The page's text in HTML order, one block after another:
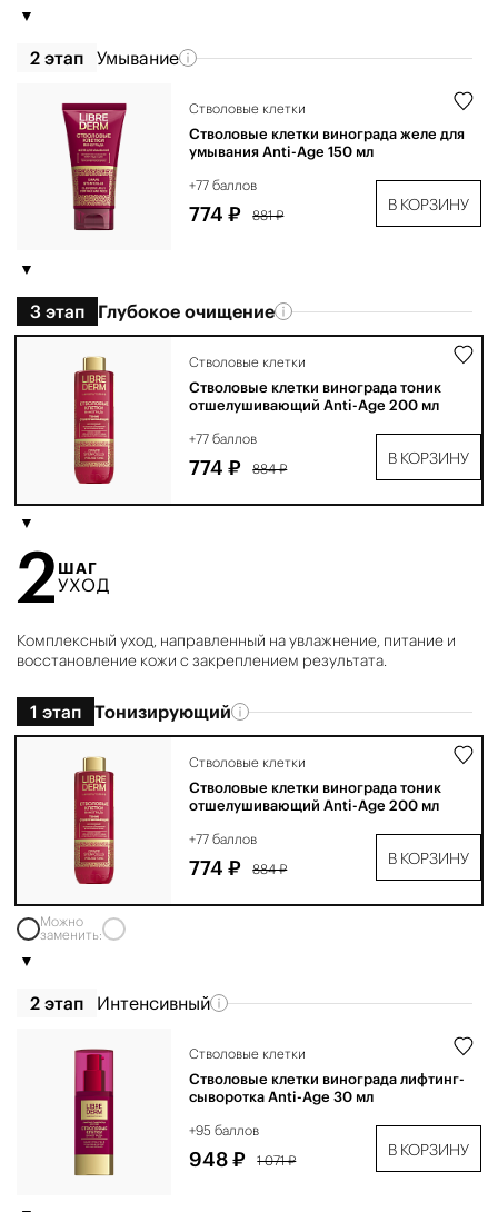
2 этап Умывание
Стволовые клетки
Стволовые клетки винограда желе для
умывания Anti-Age 150 мл
+77 баллов
774 ₽ 881 ₽
В КОРЗИНУ
3 этап Глубокое очищение
Стволовые клетки
Стволовые клетки винограда тоник
отшелушивающий Anti-Age 200 мл
+77 баллов
774 ₽ 884 ₽
В КОРЗИНУ
2 ШАГ
УХОД
Комплексный уход, направленный на увлажнение, питание и
восстановление кожи с закреплением результата.
1 этап Тонизирующий
Стволовые клетки
Стволовые клетки винограда тоник
отшелушивающий Anti-Age 200 мл
+77 баллов
774 ₽ 884 ₽
В КОРЗИНУ
Можно
заменить:
2 этап Интенсивный
Стволовые клетки
Стволовые клетки винограда лифтинг-
сыворотка Anti-Age 30 мл
+95 баллов
948 ₽ 1 071 ₽
В КОРЗИНУ